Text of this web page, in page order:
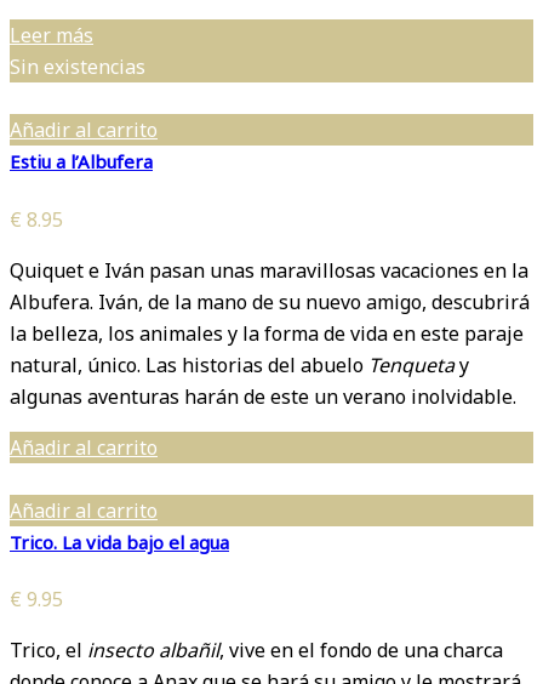
Leer más
Sin existencias
Añadir al carrito
Estiu a l’Albufera
€ 8.95
Quiquet e Iván pasan unas maravillosas vacaciones en la
Albufera. Iván, de la mano de su nuevo amigo, descubrirá
la belleza, los animales y la forma de vida en este paraje
natural, único. Las historias del abuelo Tenquetay
algunas aventuras harán de este un verano inolvidable.
Añadir al carrito
Añadir al carrito
Trico. La vida bajo el agua
€ 9.95
Trico, el insecto albañil, vive en el fondo de una charca